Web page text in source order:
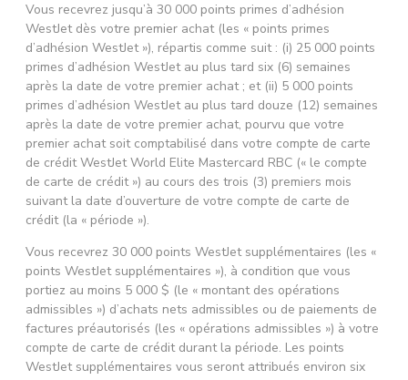
Vous recevrez jusqu’à 30 000 points primes d’adhésion
WestJet dès votre premier achat (les « points primes
d’adhésion WestJet »), répartis comme suit : (i) 25 000 points
primes d’adhésion WestJet au plus tard six (6) semaines
après la date de votre premier achat ; et (ii) 5 000 points
primes d’adhésion WestJet au plus tard douze (12) semaines
après la date de votre premier achat, pourvu que votre
premier achat soit comptabilisé dans votre compte de carte
de crédit WestJet World Elite Mastercard RBC (« le compte
de carte de crédit ») au cours des trois (3) premiers mois
suivant la date d’ouverture de votre compte de carte de
crédit (la « période »).
Vous recevrez 30 000 points WestJet supplémentaires (les «
points WestJet supplémentaires »), à condition que vous
portiez au moins 5 000 $ (le « montant des opérations
admissibles ») d’achats nets admissibles ou de paiements de
factures préautorisés (les « opérations admissibles ») à votre
compte de carte de crédit durant la période. Les points
WestJet supplémentaires vous seront attribués environ six